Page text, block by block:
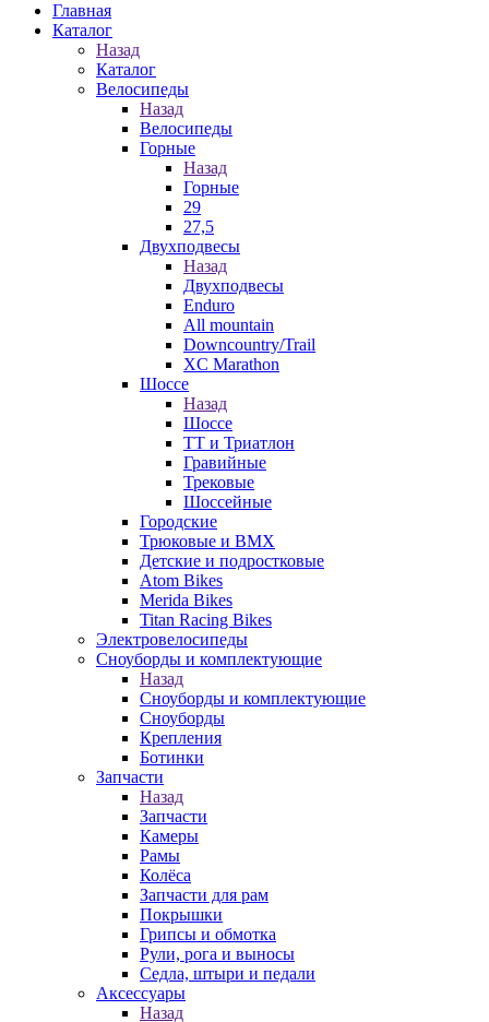
Главная
Каталог
Назад
Каталог
Велосипеды
Назад
Велосипеды
Горные
Назад
Горные
29
27,5
Двухподвесы
Назад
Двухподвесы
Enduro
All mountain
Downcountry/Trail
XC Marathon
Шоссе
Назад
Шоссе
ТТ и Триатлон
Гравийные
Трековые
Шоссейные
Городские
Трюковые и BMX
Детские и подростковые
Atom Bikes
Merida Bikes
Titan Racing Bikes
Электровелосипеды
Cноуборды и комплектующие
Назад
Cноуборды и комплектующие
Сноуборды
Крепления
Ботинки
Запчасти
Назад
Запчасти
Камеры
Рамы
Колёса
Запчасти для рам
Покрышки
Грипсы и обмотка
Рули, рога и выносы
Седла, штыри и педали
Аксессуары
Назад